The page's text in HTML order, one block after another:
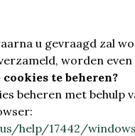
u gevraagd zal
worden
te beheren?
beheren met behulp
help/17442/